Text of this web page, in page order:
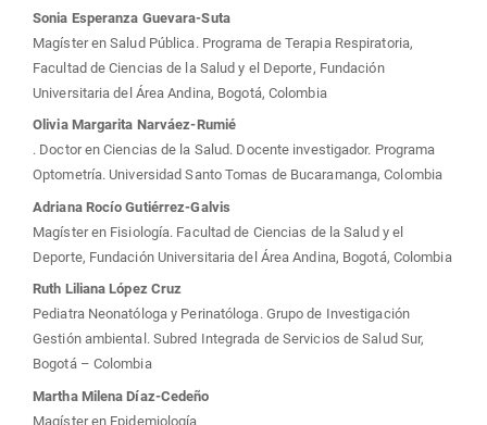
Contenido
principal
del
artículo
Sonia Esperanza Guevara-Suta
Magíster en Salud Pública. Programa de Terapia Respiratoria,
Facultad de Ciencias de la Salud y el Deporte, Fundación
Universitaria del Área Andina, Bogotá, Colombia
Olivia Margarita Narváez-Rumié
. Doctor en Ciencias de la Salud. Docente investigador. Programa
Optometría. Universidad Santo Tomas de Bucaramanga, Colombia
Adriana Rocío Gutiérrez-Galvis
Magíster en Fisiología. Facultad de Ciencias de la Salud y el
Deporte, Fundación Universitaria del Área Andina, Bogotá, Colombia
Ruth Liliana López Cruz
Pediatra Neonatóloga y Perinatóloga. Grupo de Investigación
Gestión ambiental. Subred Integrada de Servicios de Salud Sur,
Bogotá – Colombia
Martha Milena Díaz-Cedeño
Magíster en Epidemiología